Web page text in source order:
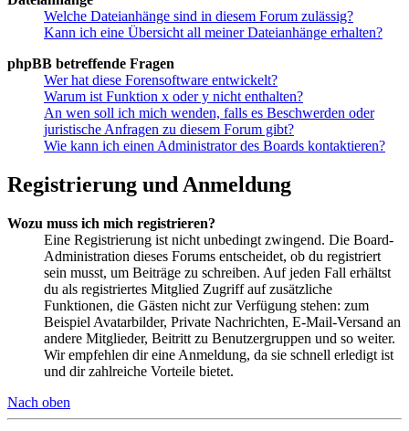
Welche Dateianhänge sind in diesem Forum zulässig?
Kann ich eine Übersicht all meiner Dateianhänge erhalten?
phpBB betreffende Fragen
Wer hat diese Forensoftware entwickelt?
Warum ist Funktion x oder y nicht enthalten?
An wen soll ich mich wenden, falls es Beschwerden oder
juristische Anfragen zu diesem Forum gibt?
Wie kann ich einen Administrator des Boards kontaktieren?
Registrierung und Anmeldung
Wozu muss ich mich registrieren?
Eine Registrierung ist nicht unbedingt zwingend. Die Board-
Administration dieses Forums entscheidet, ob du registriert
sein musst, um Beiträge zu schreiben. Auf jeden Fall erhältst
du als registriertes Mitglied Zugriff auf zusätzliche
Funktionen, die Gästen nicht zur Verfügung stehen: zum
Beispiel Avatarbilder, Private Nachrichten, E-Mail-Versand an
andere Mitglieder, Beitritt zu Benutzergruppen und so weiter.
Wir empfehlen dir eine Anmeldung, da sie schnell erledigt ist
und dir zahlreiche Vorteile bietet.
Nach oben